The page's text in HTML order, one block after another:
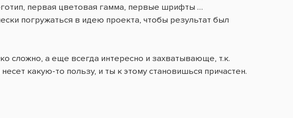
первая цветовая гамма, первые шрифты …
погружаться в идею проекта, чтобы результат был
сложно, а еще всегда интересно и захватывающе, т.к.
какую-то пользу, и ты к этому становишься причастен.